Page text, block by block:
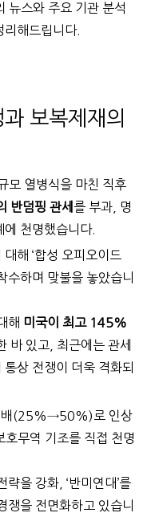
뉴스와 주요 기관 분석
해드립니다.
보복제재의
모 열병식을 마친 직후
반덤핑 관세 를 부과, 명
천명했습니다.
해 ‘합성 오피오이드
수하며 맞불을 놓았습니
해 미국이 최고 145%
바 있고, 최근에는 관세
상 전쟁이 더욱 격화되
2배(25%→50%)로 인상
무역 기조를 직접 천명
략을 강화, ‘반미연대’를
쟁을 전면화하고 있습니